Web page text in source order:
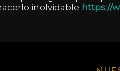
inolvidable https://